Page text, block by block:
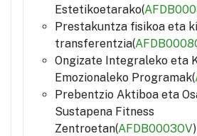
Estetikoetarako(
Prestakuntza fisikoa eta
transferentzia(
Ongizate Integraleko eta
Emozionaleko Programak(
Prebentzio Aktiboa eta
Sustapena Fitness
Zentroetan(AFDB0003OV)